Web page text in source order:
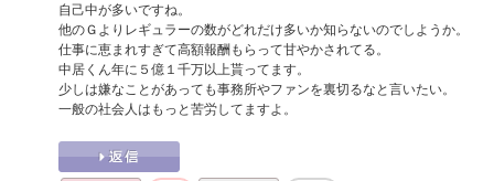
自己中が多いですね。
他のＧよりレギュラーの数がどれだけ多いか知らないのでしようか。
仕事に恵まれすぎて高額報酬もらって甘やかされてる。
中居くん年に５億１千万以上貰ってます。
少しは嫌なことがあっても事務所やファンを裏切るなと言いたい。
一般の社会人はもっと苦労してますよ。